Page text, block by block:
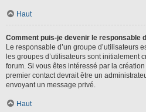
Haut
Comment puis-je devenir le responsable
Le responsable d’un groupe d’utilisateurs
les groupes d’utilisateurs sont initialement
forum. Si vous êtes intéressé par la
premier contact devrait être un
envoyant un message privé.
Haut